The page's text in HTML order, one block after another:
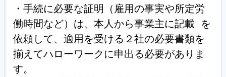
・手続に必要な証明（雇用の事実や所定労
働時間など）は、本人から事業主に記載 を
依頼して、適用を受ける２社の必要書類を
揃えてハローワークに申出る必要がありま
す。